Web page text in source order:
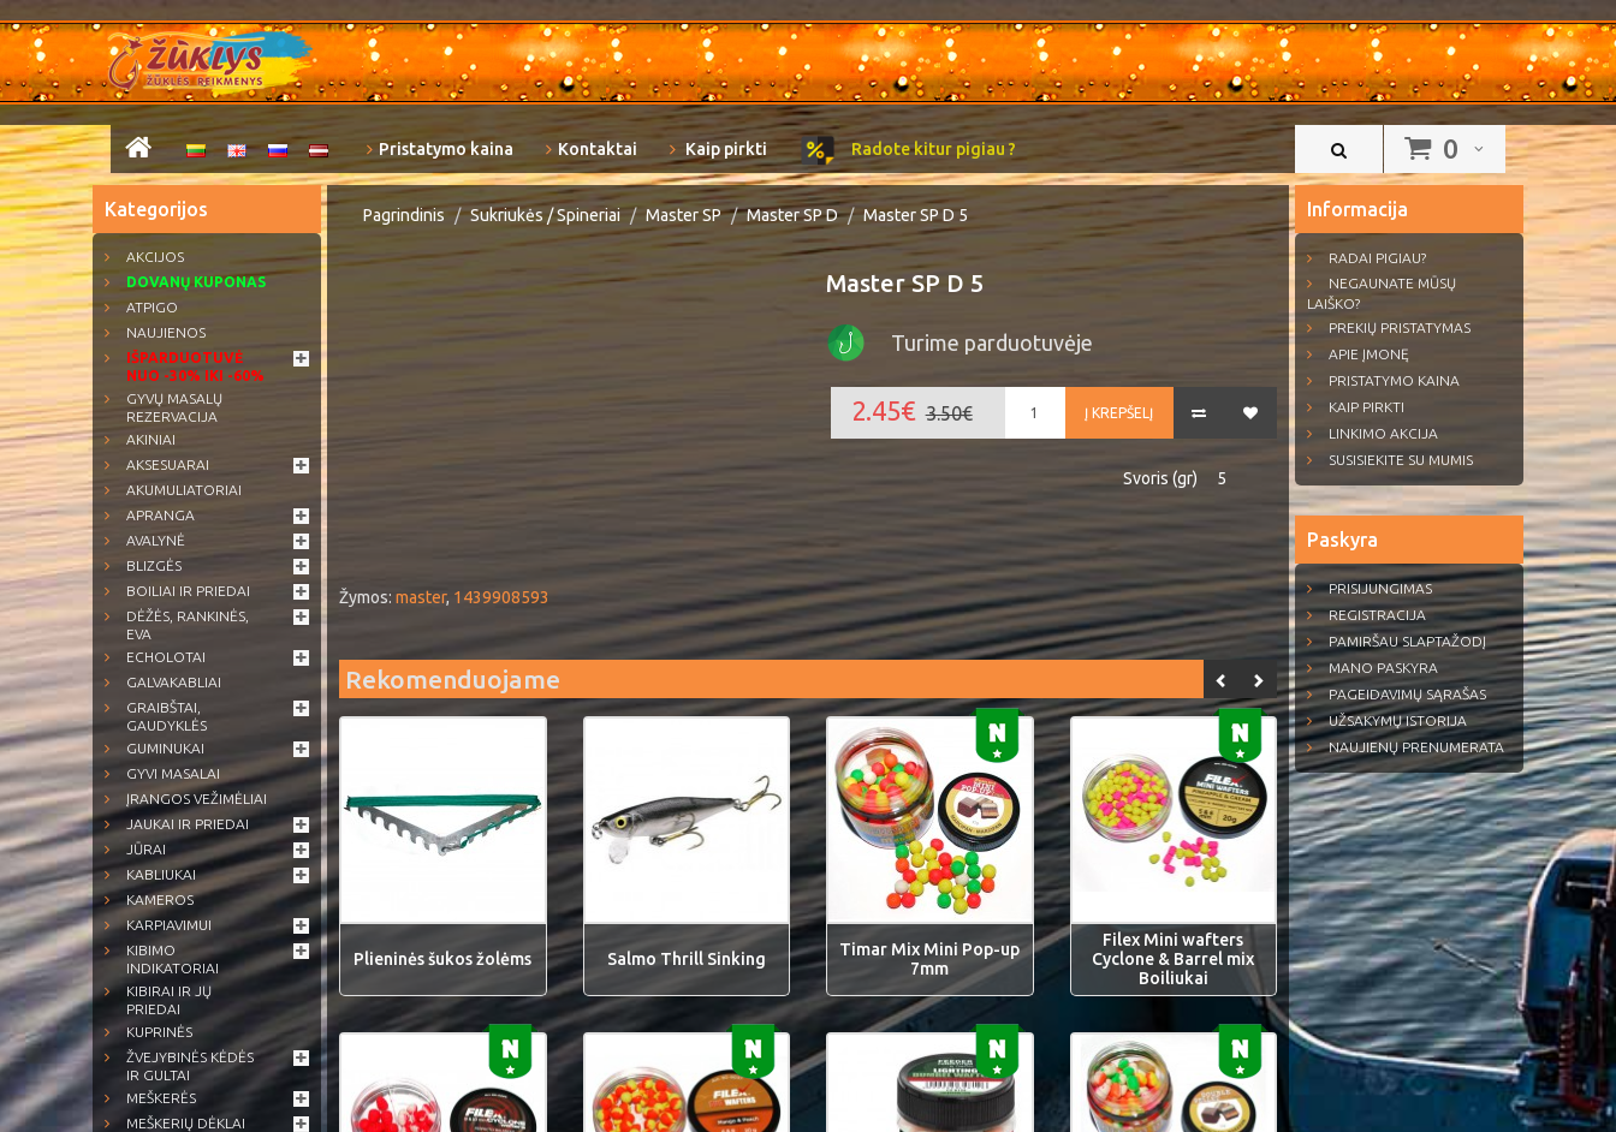
0
Pristatymo kaina Kontaktai Kaip pirkti Radote kitur pigiau ?
Kategorijos
AKCIJOS
DOVANŲ KUPONAS
ATPIGO
NAUJIENOS
IŠPARDUOTUVĖ
NUO -30% IKI -60%
GYVŲ MASALŲ
REZERVACIJA
AKINIAI
AKSESUARAI
AKUMULIATORIAI
APRANGA
AVALYNĖ
BLIZGĖS
BOILIAI IR PRIEDAI
DĖŽĖS, RANKINĖS,
EVA
ECHOLOTAI
GALVAKABLIAI
GRAIBŠTAI,
GAUDYKLĖS
GUMINUKAI
GYVI MASALAI
ĮRANGOS VEŽIMĖLIAI
JAUKAI IR PRIEDAI
JŪRAI
KABLIUKAI
KAMEROS
KARPIAVIMUI
KIBIMO
INDIKATORIAI
KIBIRAI IR JŲ
PRIEDAI
KUPRINĖS
ŽVEJYBINĖS KĖDĖS
IR GULTAI
MEŠKERĖS
MEŠKERIŲ DĖKLAI
Pagrindinis Sukriukės / Spineriai Master SP Master SP D Master SP D 5
Master SP D 5
Turime parduotuvėje
Į KREPŠELĮ
2.45€ 3.50€
Svoris (gr) 5
Žymos: master, 1439908593
Rekomenduojame
Plieninės šukos žolėms Salmo Thrill Sinking
Timar Mix Mini Pop-up
7mm
Filex Mini wafters
Cyclone & Barrel mix
Boiliukai
Informacija
RADAI PIGIAU?
NEGAUNATE MŪSŲ
LAIŠKO?
PREKIŲ PRISTATYMAS
APIE ĮMONĘ
PRISTATYMO KAINA
KAIP PIRKTI
LINKIMO AKCIJA
SUSISIEKITE SU MUMIS
Paskyra
PRISIJUNGIMAS
REGISTRACIJA
PAMIRŠAU SLAPTAŽODĮ
MANO PASKYRA
PAGEIDAVIMŲ SĄRAŠAS
UŽSAKYMŲ ISTORIJA
NAUJIENŲ PRENUMERATA